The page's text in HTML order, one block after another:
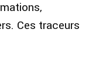
Ces traceurs